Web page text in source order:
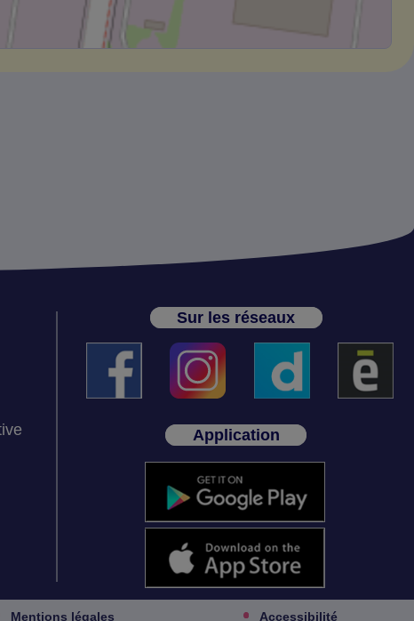
Sur les réseaux
Application
Mentions légales Accessibilité